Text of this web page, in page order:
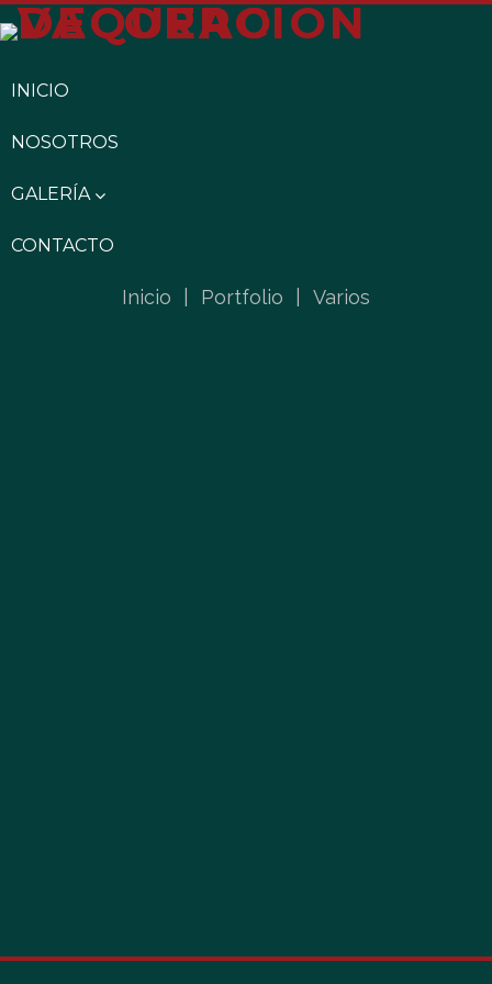
INICIO
NOSOTROS
GALERÍA
CONTACTO
Inicio Portfolio Varios